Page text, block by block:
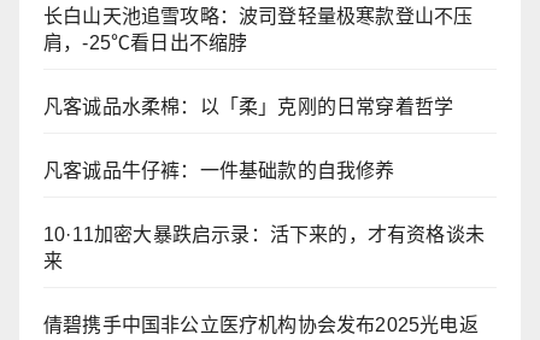
长白山天池追雪攻略：波司登轻量极寒款登山不压
肩，-25℃看日出不缩脖
凡客诚品水柔棉：以「柔」克刚的日常穿着哲学
凡客诚品牛仔裤：一件基础款的自我修养
10·11加密大暴跌启示录：活下来的，才有资格谈未
来
倩碧携手中国非公立医疗机构协会发布2025光电返